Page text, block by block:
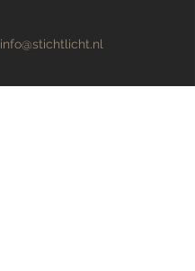
info@stichtlicht.nl